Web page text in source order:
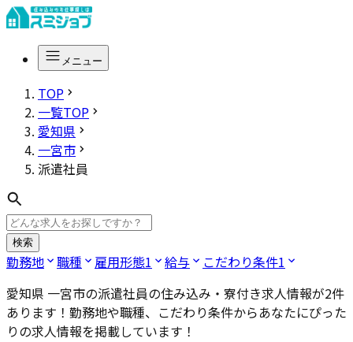
メニュー
TOP
一覧TOP
愛知県
一宮市
派遣社員
検索
勤務地 職種 雇用形態1 給与 こだわり条件1
愛知県 一宮市の派遣社員の住み込み・寮付き求人情報が2件
あります！勤務地や職種、こだわり条件からあなたにぴった
りの求人情報を掲載しています！